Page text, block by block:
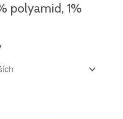
polyamid, 1%